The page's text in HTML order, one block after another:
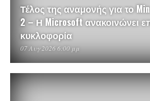
Τέλος της αναμονής για το
2 – Η Microsoft ανακοινώνει
κυκλοφορία
07 Αυγ 2026 6:00 μμ